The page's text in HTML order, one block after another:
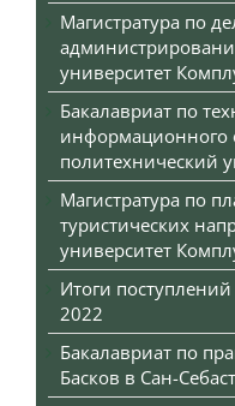
Магистратура по
университет
Бакалавриат по
политехнический
Магистратура по
туристических
университет
Итоги поступлений
2022
Бакалавриат по
Басков в Сан-